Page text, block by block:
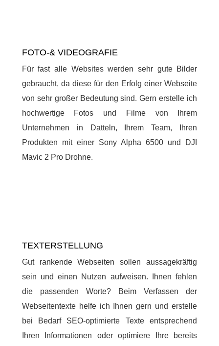
FOTO-& VIDEOGRAFIE
Für fast alle Websites werden sehr gute Bilder
gebraucht, da diese für den Erfolg einer Webseite
von sehr großer Bedeutung sind. Gern erstelle ich
hochwertige Fotos und Filme von Ihrem
Unternehmen in Datteln, Ihrem Team, Ihren
Produkten mit einer Sony Alpha 6500 und DJI
Mavic 2 Pro Drohne.
TEXTERSTELLUNG
Gut rankende Webseiten sollen aussagekräftig
sein und einen Nutzen aufweisen. Ihnen fehlen
die passenden Worte? Beim Verfassen der
Webseitentexte helfe ich Ihnen gern und erstelle
bei Bedarf SEO-optimierte Texte entsprechend
Ihren Informationen oder optimiere Ihre bereits